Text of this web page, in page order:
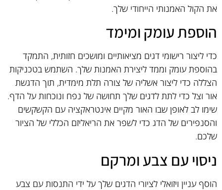
את הקול האמנותי הייחודי שלך.
הוספת עומק ומימד
כדי ליצור רישומי דגים מציאותיים ומושכים חזותית, התמקד
בהוספת עומק וממד ליצירת האמנות שלך. השתמש בטכניקות
הצללה כדי ליצור אשליה של צורה תלת מימדית, תוך הדגשת
אור וצל כדי לתת לדגים שלך תחושה של נפח ונוכחות על הדף.
שימו לב לאופן שבו האור מקיים אינטראקציה עם הקשקשים
והסנפירים של הדג כדי לשפר את הריאליזם הכללי של הציור
שלכם.
ניסוי עם צבע ומרקם
הוסף עניין ויזואלי לציורי הדגים שלך על ידי התנסות עם צבע